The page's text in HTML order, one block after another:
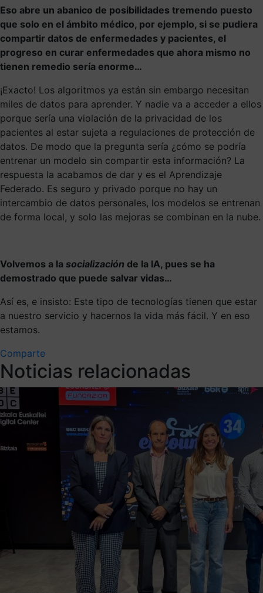
Eso abre un abanico de posibilidades tremendo puesto
que solo en el ámbito médico, por ejemplo, si se pudiera
compartir datos de enfermedades y pacientes, el
progreso en curar enfermedades que ahora mismo no
tienen remedio sería enorme…
¡Exacto! Los algoritmos ya están sin embargo necesitan
miles de datos para aprender. Y nadie va a acceder a ellos
porque sería una violación de la privacidad de los
pacientes al estar sujeta a regulaciones de protección de
datos. De modo que la pregunta sería ¿cómo se podría
entrenar un modelo sin compartir esta información? La
respuesta la acabamos de dar y es el Aprendizaje
Federado. Es seguro y privado porque no hay un
intercambio de datos personales, los modelos se entrenan
de forma local, y solo las mejoras se combinan en la nube.
Volvemos a la socialización de la IA, pues se ha
demostrado que puede salvar vidas…
Así es, e insisto: Este tipo de tecnologías tienen que estar
a nuestro servicio y hacernos la vida más fácil. Y en eso
estamos.
Comparte
Noticias relacionadas